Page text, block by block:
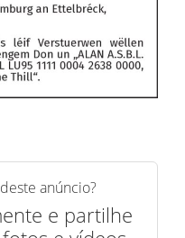
anúncio?
e partilhe